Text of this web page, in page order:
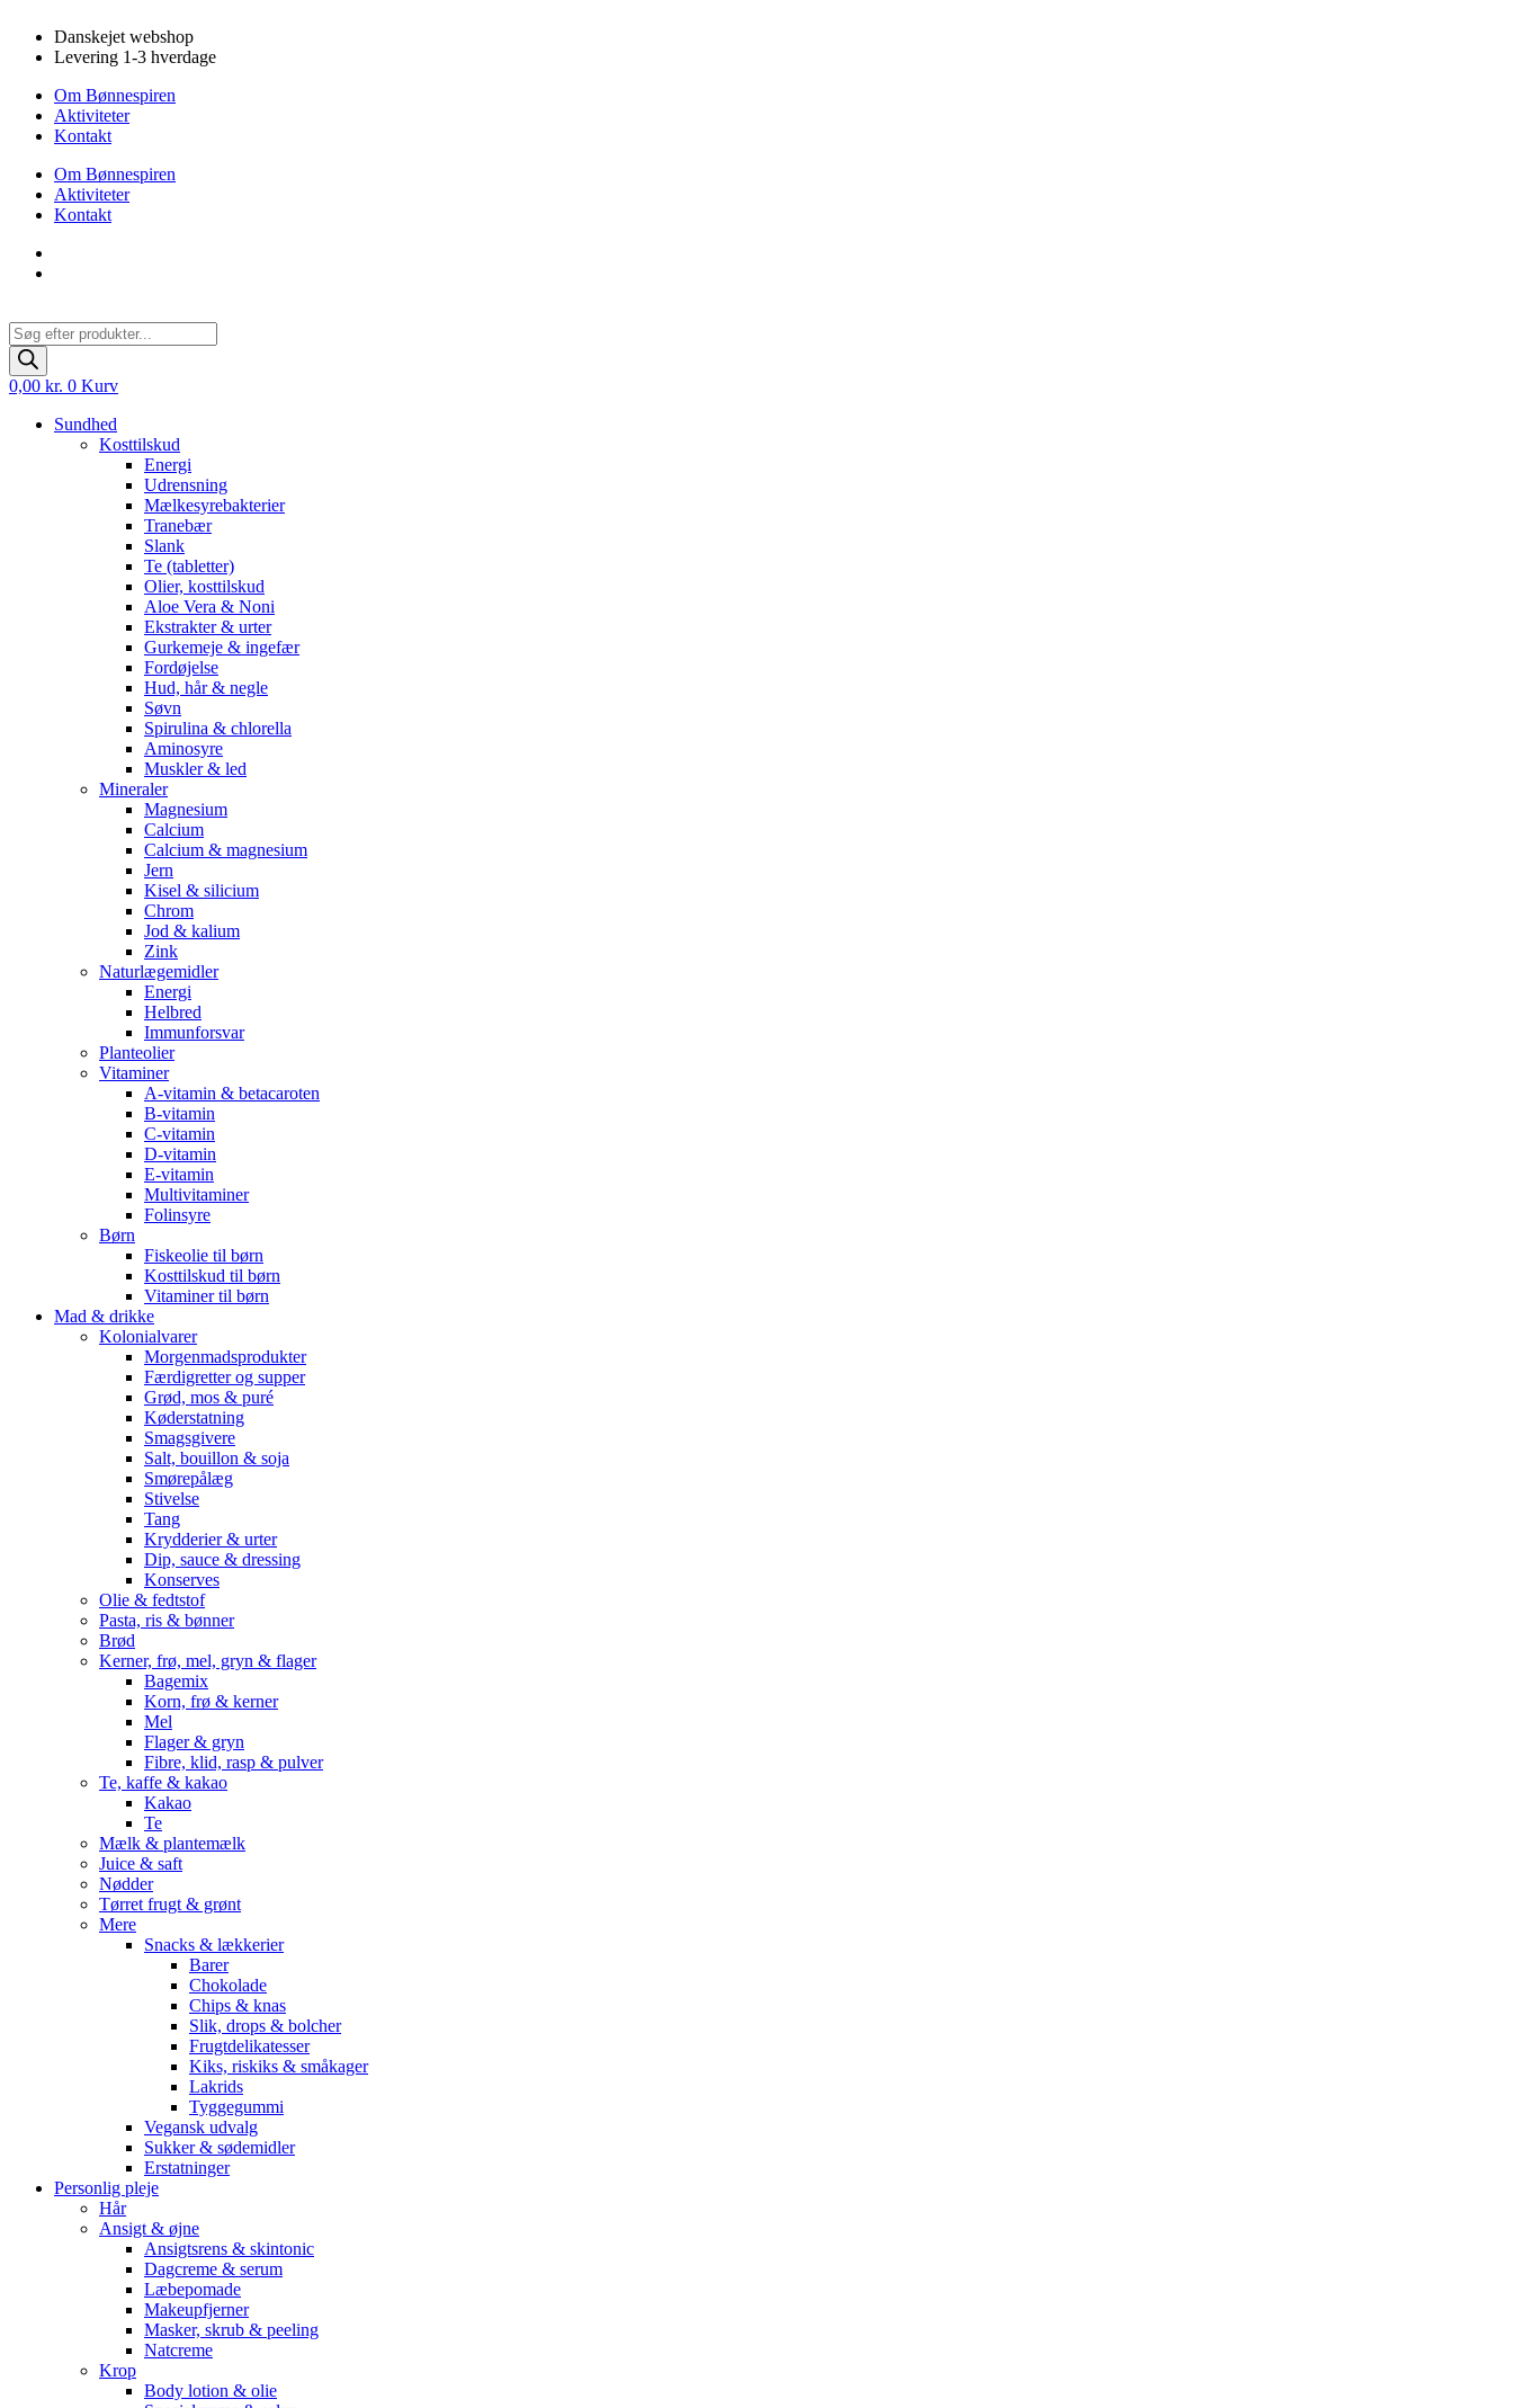
indhold
Danskejet webshop
Levering 1-3 hverdage
Om Bønnespiren
Aktiviteter
Kontakt
Om Bønnespiren
Aktiviteter
Kontakt
Products
search
0,00 kr. 0 Kurv
Sundhed
Kosttilskud
Energi
Udrensning
Mælkesyrebakterier
Tranebær
Slank
Te (tabletter)
Olier, kosttilskud
Aloe Vera & Noni
Ekstrakter & urter
Gurkemeje & ingefær
Fordøjelse
Hud, hår & negle
Søvn
Spirulina & chlorella
Aminosyre
Muskler & led
Mineraler
Magnesium
Calcium
Calcium & magnesium
Jern
Kisel & silicium
Chrom
Jod & kalium
Zink
Naturlægemidler
Energi
Helbred
Immunforsvar
Planteolier
Vitaminer
A-vitamin & betacaroten
B-vitamin
C-vitamin
D-vitamin
E-vitamin
Multivitaminer
Folinsyre
Børn
Fiskeolie til børn
Kosttilskud til børn
Vitaminer til børn
Mad & drikke
Kolonialvarer
Morgenmadsprodukter
Færdigretter og supper
Grød, mos & puré
Køderstatning
Smagsgivere
Salt, bouillon & soja
Smørepålæg
Stivelse
Tang
Krydderier & urter
Dip, sauce & dressing
Konserves
Olie & fedtstof
Pasta, ris & bønner
Brød
Kerner, frø, mel, gryn & flager
Bagemix
Korn, frø & kerner
Mel
Flager & gryn
Fibre, klid, rasp & pulver
Te, kaffe & kakao
Kakao
Te
Mælk & plantemælk
Juice & saft
Nødder
Tørret frugt & grønt
Mere
Snacks & lækkerier
Barer
Chokolade
Chips & knas
Slik, drops & bolcher
Frugtdelikatesser
Kiks, riskiks & småkager
Lakrids
Tyggegummi
Vegansk udvalg
Sukker & sødemidler
Erstatninger
Personlig pleje
Hår
Ansigt & øjne
Ansigtsrens & skintonic
Dagcreme & serum
Læbepomade
Makeupfjerner
Masker, skrub & peeling
Natcreme
Krop
Body lotion & olie